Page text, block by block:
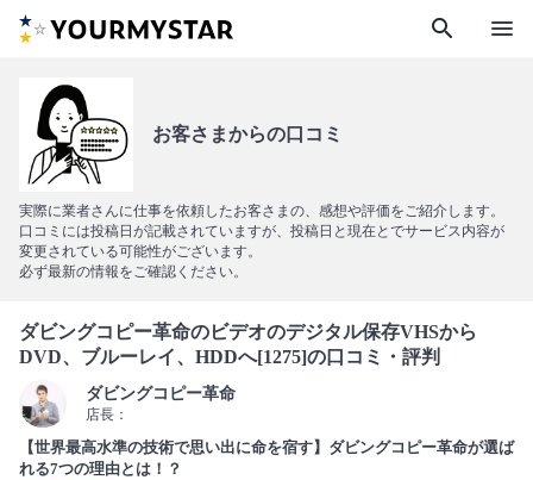
search menu
お客さまからの口コミ
実際に業者さんに仕事を依頼したお客さまの、感想や評価をご紹介します。
口コミには投稿日が記載されていますが、投稿日と現在とでサービス内容が
変更されている可能性がございます。
必ず最新の情報をご確認ください。
ダビングコピー革命のビデオのデジタル保存VHSから
DVD、ブルーレイ、HDDへ[1275]の口コミ・評判
ダビングコピー革命
店長：
【世界最高水準の技術で思い出に命を宿す】ダビングコピー革命が選ば
れる7つの理由とは！？